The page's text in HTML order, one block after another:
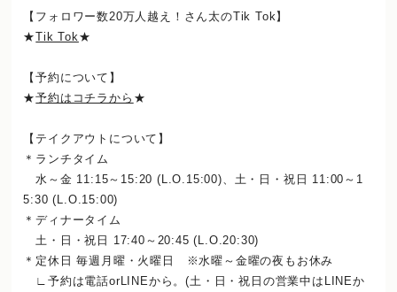
【フォロワー数20万人越え！さん太のTik Tok】
★Tik Tok ★
【予約について】
★予約はコチラから ★
【テイクアウトについて】
＊ランチタイム
水～金 11:15～15:20 (L.O.15:00)、土・日・祝日 11:00～1
5:30 (L.O.15:00)
＊ディナータイム
土・日・祝日 17:40～20:45 (L.O.20:30)
＊定休日 毎週月曜・火曜日 ※水曜～金曜の夜もお休み
∟予約は電話orLINEから。(土・日・祝日の営業中はLINEか